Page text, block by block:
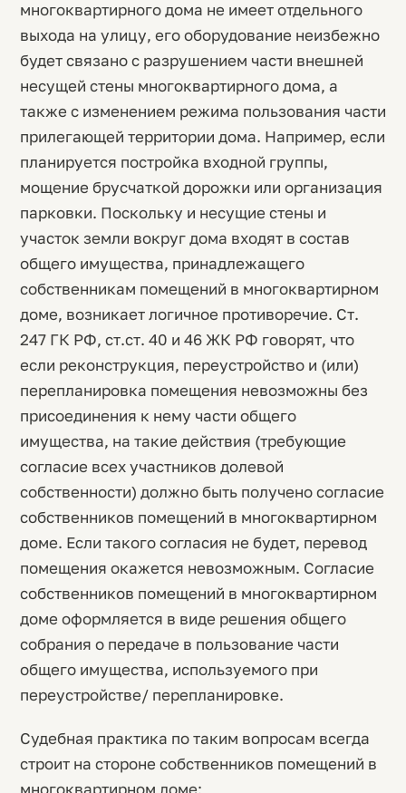
многоквартирного дома не имеет отдельного
выхода на улицу, его оборудование неизбежно
будет связано с разрушением части внешней
несущей стены многоквартирного дома, а
также с изменением режима пользования части
прилегающей территории дома. Например, если
планируется постройка входной группы,
мощение брусчаткой дорожки или организация
парковки. Поскольку и несущие стены и
участок земли вокруг дома входят в состав
общего имущества, принадлежащего
собственникам помещений в многоквартирном
доме, возникает логичное противоречие. Ст.
247 ГК РФ, ст.ст. 40 и 46 ЖК РФ говорят, что
если реконструкция, переустройство и (или)
перепланировка помещения невозможны без
присоединения к нему части общего
имущества, на такие действия (требующие
согласие всех участников долевой
собственности) должно быть получено согласие
собственников помещений в многоквартирном
доме. Если такого согласия не будет, перевод
помещения окажется невозможным. Согласие
собственников помещений в многоквартирном
доме оформляется в виде решения общего
собрания о передаче в пользование части
общего имущества, используемого при
переустройстве/ перепланировке.
Судебная практика по таким вопросам всегда
строит на стороне собственников помещений в
многоквартирном доме: